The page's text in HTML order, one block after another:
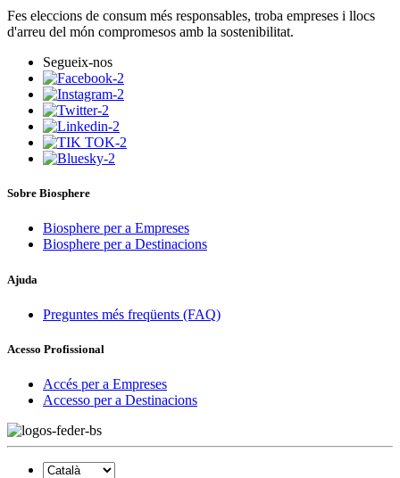
Fes eleccions de consum més responsables, troba empreses i llocs
d'arreu del món compromesos amb la sostenibilitat.
Segueix-nos
Sobre Biosphere
Biosphere per a Empreses
Biosphere per a Destinacions
Ajuda
Preguntes més freqüents (FAQ)
Acesso Profissional
Accés per a Empreses
Accesso per a Destinacions